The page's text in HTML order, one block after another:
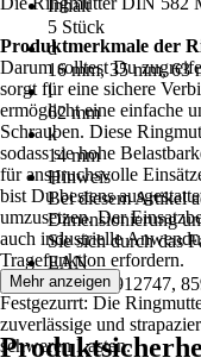
Inhalt
5 Stück
d
16 mm, 35 mm, 63
l
62 mm
k
14 mm
Hinweis
Bei diesem Artikel
Dimensionierung
Sie sich durch das
EAN
4026303912747,
Produktmerkmale der
Darum solltest Du
sorgt für eine sichere
ermöglicht eine einfache
Schrauben. Diese
sodass sie hohe
für anspruchsvolle
bist Du bestens
umzusetzen. Der
auch industrielle
Tragefunktion erfordern.
Festgezurrt: Die
zuverlässige und
schweren Lasten.
Mehr anzeigen